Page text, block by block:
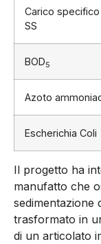
Carico specifico
SS
BOD5
Azoto
Escherichia Coli
Il progetto ha
manufatto che
sedimentazione
trasformato in
di un articolato